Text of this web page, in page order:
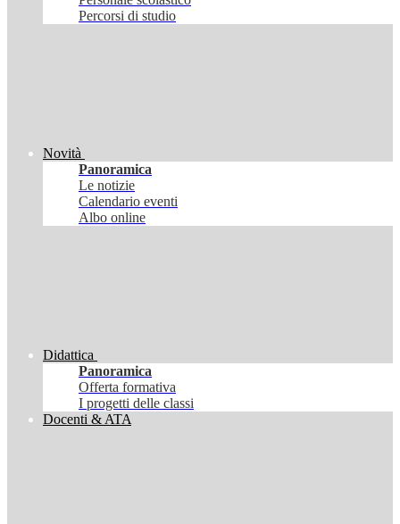
Percorsi di studio
Novità
Panoramica
Le notizie
Calendario eventi
Albo online
Didattica
Panoramica
Offerta formativa
I progetti delle classi
Docenti & ATA